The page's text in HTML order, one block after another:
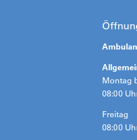
Montag
08:00
Freitag
08:00